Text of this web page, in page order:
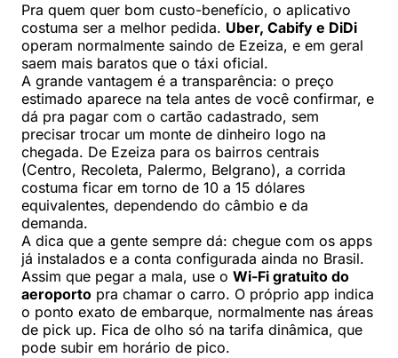
Pra quem quer bom custo-benefício, o aplicativo
costuma ser a melhor pedida. Uber, Cabify e DiDi
operam normalmente saindo de Ezeiza, e em geral
saem mais baratos que o táxi oficial.
A grande vantagem é a transparência: o preço
estimado aparece na tela antes de você confirmar, e
dá pra pagar com o cartão cadastrado, sem
precisar trocar um monte de dinheiro logo na
chegada. De Ezeiza para os bairros centrais
(Centro, Recoleta, Palermo, Belgrano), a corrida
costuma ficar em torno de 10 a 15 dólares
equivalentes, dependendo do câmbio e da
demanda.
A dica que a gente sempre dá: chegue com os apps
já instalados e a conta configurada ainda no Brasil.
Assim que pegar a mala, use o Wi-Fi gratuito do
aeroporto pra chamar o carro. O próprio app indica
o ponto exato de embarque, normalmente nas áreas
de pick up. Fica de olho só na tarifa dinâmica, que
pode subir em horário de pico.